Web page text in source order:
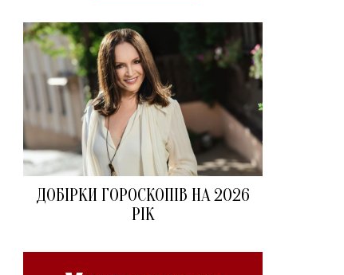
ДОБІРКИ ГОРОСКОПІВ НА 2026
РІК